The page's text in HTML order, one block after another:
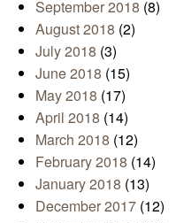
September 2018 (8)
August 2018 (2)
July 2018 (3)
June 2018 (15)
May 2018 (17)
April 2018 (14)
March 2018 (12)
February 2018 (14)
January 2018 (13)
December 2017 (12)